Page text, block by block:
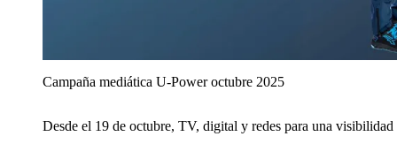
Campaña mediática U‑Power octubre 2025
Desde el 19 de octubre, TV, digital y redes para una